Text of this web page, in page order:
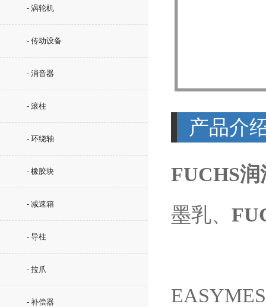
- 涡轮机
- 传动设备
- 消音器
- 滚柱
- 环绕轴
- 橡胶块
- 减速箱
- 导柱
- 拉爪
- 补偿器
产品介
FUCHS润
墨乳、